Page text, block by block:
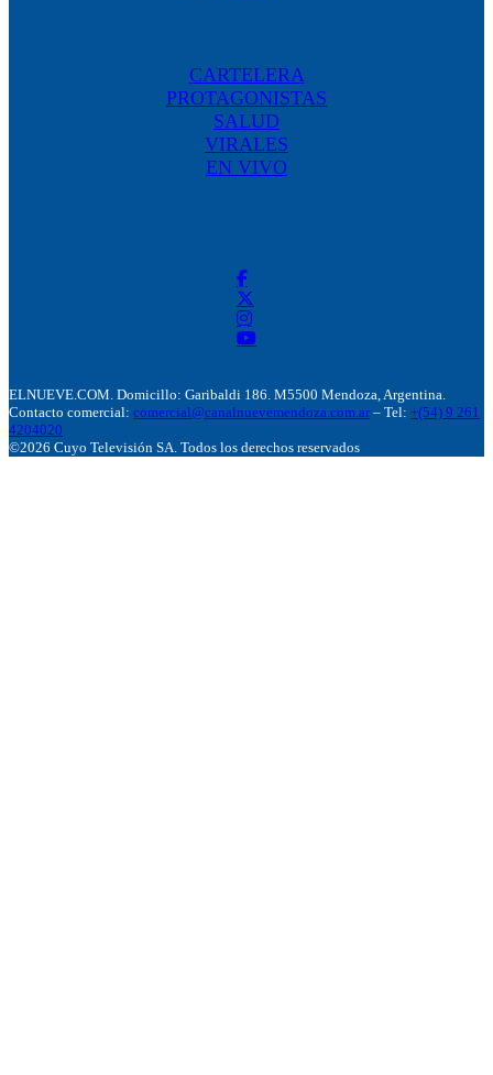
CARTELERA
PROTAGONISTAS
SALUD
VIRALES
EN VIVO
ELNUEVE.COM. Domicillo: Garibaldi 186. M5500 Mendoza, Argentina.
Contacto comercial: comercial@canalnuevemendoza.com.ar – Tel: +(54) 9 261
4204020
©2026 Cuyo Televisión SA. Todos los derechos reservados